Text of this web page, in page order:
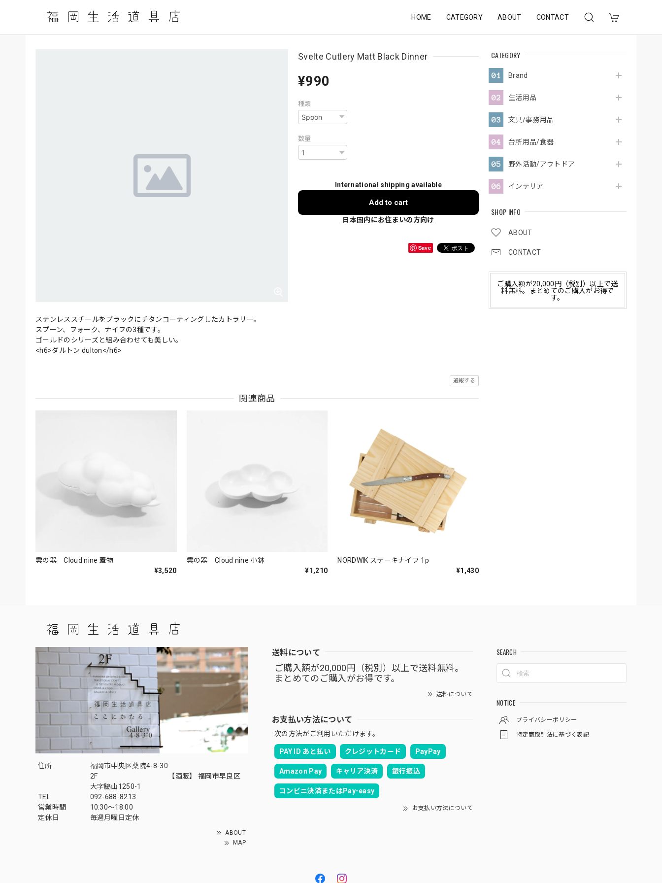
HOME CATEGORY ABOUT CONTACT
CATEGORY
Brand
生活用品
文具/事務用品
台所用品/食器
野外活動/アウトドア
インテリア
SHOP INFO
ABOUT
CONTACT
ご購入額が20,000円（税別）以上で送
料無料。まとめてのご購入がお得で
す。
Svelte Cutlery Matt Black Dinner
¥990
種類
数量
International shipping available
Add to cart
日本国内にお住まいの方向け
Save
ステンレススチールをブラックにチタンコーティングしたカトラリー。
スプーン、フォーク、ナイフの3種です。
ゴールドのシリーズと組み合わせても美しい。
<h6>ダルトン dulton</h6>
通報する
関連商品
雲の器 Cloud nine 蓋物
¥3,520
雲の器 Cloud nine 小鉢
¥1,210
NORDWIK ステーキナイフ 1p
¥1,430
住所
福岡市中央区薬院4-8-30
2F 【酒販】 福岡市早良区
大字脇山1250-1
TEL
092-688-8213
営業時間
10:30～18:00
定休日
毎週月曜日定休
ABOUT
MAP
送料について
ご購入額が20,000円（税別）以上で送料無料。
まとめてのご購入がお得です。
送料について
お支払い方法について
次の方法がご利用いただけます。
PAY ID あと払い クレジットカード PayPay
Amazon Pay キャリア決済 銀行振込
コンビニ決済またはPay-easy
お支払い方法について
SEARCH
NOTICE
プライバシーポリシー
特定商取引法に基づく表記